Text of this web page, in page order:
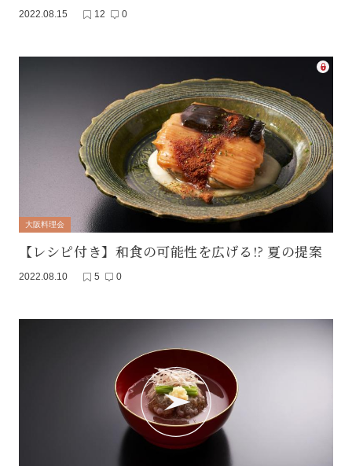
2022.08.15 12 0
大阪料理会
【レシピ付き】和食の可能性を広げる!? 夏の提案
2022.08.10 5 0